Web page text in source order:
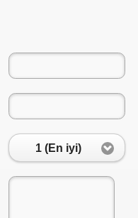
1 (En iyi)